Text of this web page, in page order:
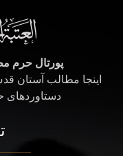
پورتال حرم
اینجا مطالب آستان